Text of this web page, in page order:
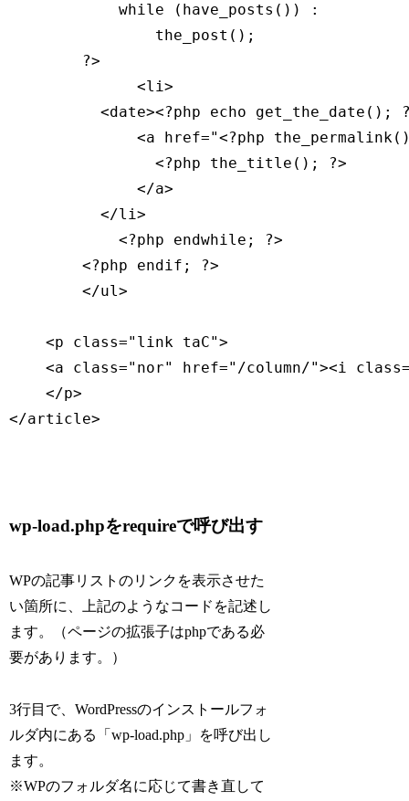
            while (have_posts()) :
                the_post();
        ?>
              <li>
<date><?php echo get_the_date();
<a href="<?php
                <?php the_title(); ?>
              </a>
          </li>
            <?php endwhile; ?>
        <?php endif; ?>
        </ul>
    <p class="link taC">
<a class="nor" href="/column/"><i
    </p>
wp-load.phpをrequireで呼び出す
WPの記事リストのリンクを表示させた
い箇所に、上記のようなコードを記述し
ます。（ページの拡張子はphpである必
要があります。）
3行目で、WordPressのインストールフォ
ルダ内にある「wp-load.php」を呼び出し
ます。
※WPのフォルダ名に応じて書き直して